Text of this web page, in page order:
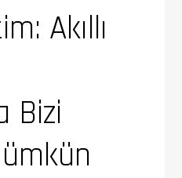
Akıllı
Bizi